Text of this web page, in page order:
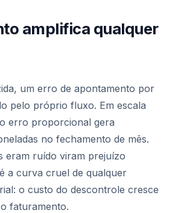
amplifica qualquer
um erro de apontamento por
pelo próprio fluxo. Em escala
erro proporcional gera
no fechamento de mês.
eram ruído viram prejuízo
a curva cruel de qualquer
o custo do descontrole cresce
faturamento.